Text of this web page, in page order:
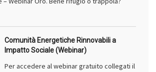
Comunità Energetiche Rinnovabili a
Impatto Sociale (Webinar)
Per accedere al webinar gratuito collegati il